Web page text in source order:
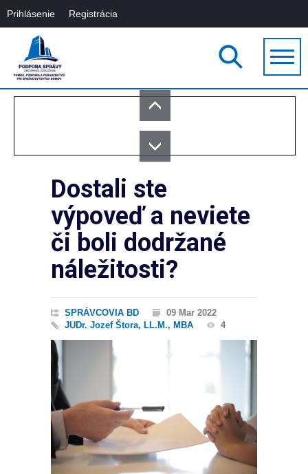
Prihlásenie Registrácia
Dostali ste
výpoveď a neviete
či boli dodržané
náležitosti?
SPRÁVCOVIA BD
09 Mar 2022
JUDr. Jozef Štora, LL.M., MBA
4